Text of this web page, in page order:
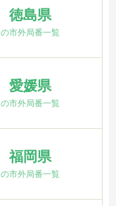
徳島県
の市外局番一覧
愛媛県
の市外局番一覧
福岡県
の市外局番一覧